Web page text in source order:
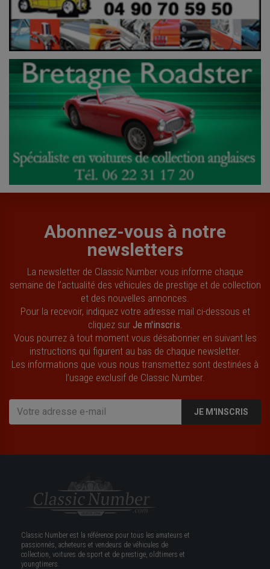
Abonnez-vous à notre
newsletters
La newsletter de Classic Number vous informe chaque
semaine de l’actualité des véhicules de prestige et de collection
et des nouvelles annonces.
Pour la recevoir, indiquez votre adresse mail ci-dessous et
cliquez sur Je m'inscris
Vous pourrez à tout moment vous désabonner en suivant les
instructions qui figurent au bas de chaque newsletter.
Les informations que vous nous transmettez sont destinées à
l’usage exclusif de Classic Number.
JE M'INSCRIS
Classic Number est la référence pour tous les amateurs et
passionnés, acheteurs et vendeurs de véhicules de
collection, voitures de sport et de prestige, oldtimers et
youngtimers.